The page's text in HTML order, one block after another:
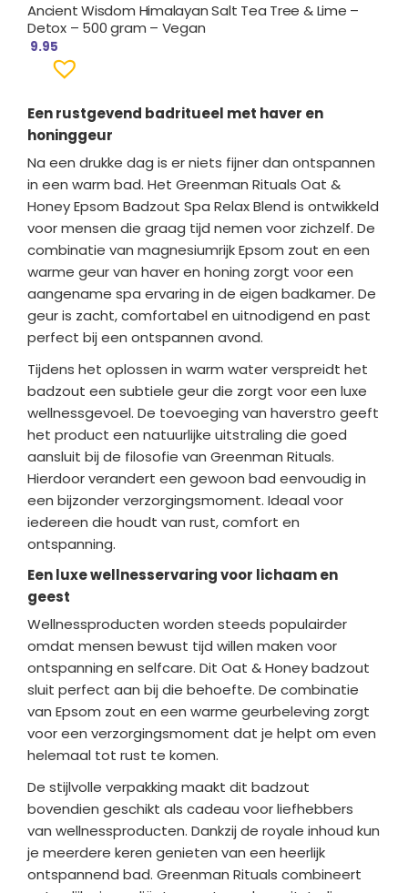
Ancient Wisdom Himalayan Salt Tea Tree & Lime –
Detox – 500 gram – Vegan
9.95
Een rustgevend badritueel met haver en
honinggeur
Na een drukke dag is er niets fijner dan ontspannen
in een warm bad. Het Greenman Rituals Oat &
Honey Epsom Badzout Spa Relax Blend is ontwikkeld
voor mensen die graag tijd nemen voor zichzelf. De
combinatie van magnesiumrijk Epsom zout en een
warme geur van haver en honing zorgt voor een
aangename spa ervaring in de eigen badkamer. De
geur is zacht, comfortabel en uitnodigend en past
perfect bij een ontspannen avond.
Tijdens het oplossen in warm water verspreidt het
badzout een subtiele geur die zorgt voor een luxe
wellnessgevoel. De toevoeging van haverstro geeft
het product een natuurlijke uitstraling die goed
aansluit bij de filosofie van Greenman Rituals.
Hierdoor verandert een gewoon bad eenvoudig in
een bijzonder verzorgingsmoment. Ideaal voor
iedereen die houdt van rust, comfort en
ontspanning.
Een luxe wellnesservaring voor lichaam en
geest
Wellnessproducten worden steeds populairder
omdat mensen bewust tijd willen maken voor
ontspanning en selfcare. Dit Oat & Honey badzout
sluit perfect aan bij die behoefte. De combinatie
van Epsom zout en een warme geurbeleving zorgt
voor een verzorgingsmoment dat je helpt om even
helemaal tot rust te komen.
De stijlvolle verpakking maakt dit badzout
bovendien geschikt als cadeau voor liefhebbers
van wellnessproducten. Dankzij de royale inhoud kun
je meerdere keren genieten van een heerlijk
ontspannend bad. Greenman Rituals combineert